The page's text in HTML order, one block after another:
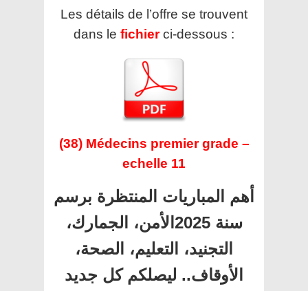
Les détails de l’offre se trouvent
dans le fichier ci-dessous :
(38) Médecins premier grade –
echelle 11
أهم المباريات المنتظرة برسم
سنة 2025الأمن، الجمارك،
التجنيد، التعليم، الصحة،
الأوقاف.. ليصلكم كل جديد